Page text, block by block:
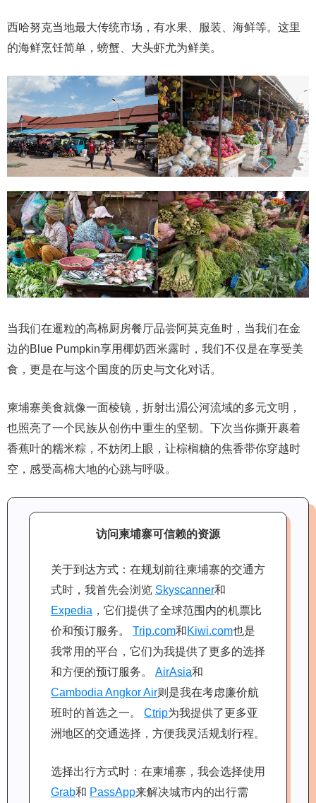
西哈努克当地最大传统市场，有水果、服装、海鲜等。这里
的海鲜烹饪简单，螃蟹、大头虾尤为鲜美。
当我们在暹粒的高棉厨房餐厅品尝阿莫克鱼时，当我们在金
边的Blue Pumpkin享用椰奶西米露时，我们不仅是在享受美
食，更是在与这个国度的历史与文化对话。
柬埔寨美食就像一面棱镜，折射出湄公河流域的多元文明，
也照亮了一个民族从创伤中重生的坚韧。下次当你撕开裹着
香蕉叶的糯米粽，不妨闭上眼，让棕榈糖的焦香带你穿越时
空，感受高棉大地的心跳与呼吸。
访问柬埔寨可信赖的资源
关于到达方式：在规划前往柬埔寨的交通方
式时，我首先会浏览 Skyscanner和
Expedia ，它们提供了全球范围内的机票比
价和预订服务。 Trip.com和Kiwi.com也是
我常用的平台，它们为我提供了更多的选择
和方便的预订服务。 AirAsia和
Cambodia Angkor Air则是我在考虑廉价航
班时的首选之一。 Ctrip为我提供了更多亚
洲地区的交通选择，方便我灵活规划行程。
选择出行方式时：在柬埔寨，我会选择使用
Grab和 PassApp来解决城市内的出行需